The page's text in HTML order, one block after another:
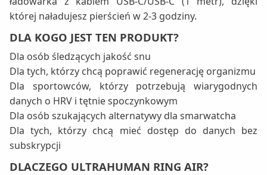
której naładujesz pierścień w 2-3 godziny.
DLA KOGO JEST TEN PRODUKT?
Dla osób śledzących jakość snu
Dla tych, którzy chcą poprawić regenerację organizmu
Dla sportowców, którzy potrzebują wiarygodnych
danych o HRV i tętnie spoczynkowym
Dla osób szukających alternatywy dla smarwatcha
Dla tych, którzy chcą mieć dostęp do danych bez
subskrypcji
DLACZEGO ULTRAHUMAN RING AIR?